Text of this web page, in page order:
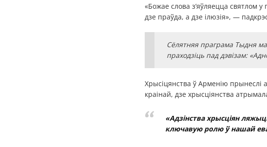
«Божае слова з’яўляецца святлом
дзе праўда, а дзе ілюзія», —
Сёлятняя праграма Тыдня
праходзіць пад дэвізам:
Хрысіцянства ў Арменію прынеслі
краінай, дзе хрысціянства
«Адзінства хрысціян
ключавую ролю ў нашай